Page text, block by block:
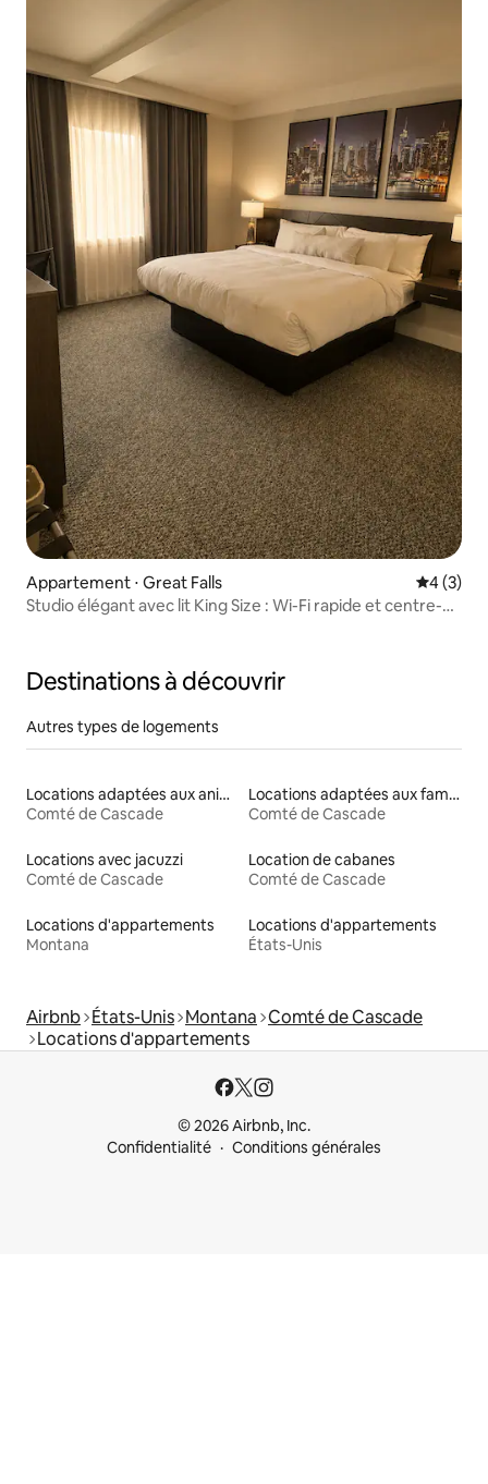
Appartement ⋅ Great Falls
4 (3)
Studio élégant avec lit King Size : Wi-Fi rapide et centre-
Destinations à découvrir
Autres types de logements
Locations adaptées aux animaux
Comté de Cascade
Locations adaptées aux familles
Comté de Cascade
Locations avec jacuzzi
Comté de Cascade
Location de cabanes
Comté de Cascade
Locations d'appartements
Montana
Locations d'appartements
États-Unis
Airbnb États-Unis Montana Comté de Cascade
Locations d'appartements
© 2026 Airbnb, Inc.
Confidentialité
Conditions générales